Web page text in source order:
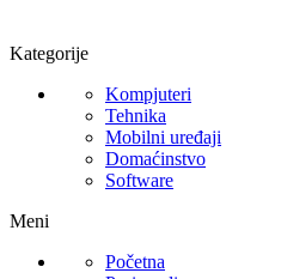
Kategorije
Kompjuteri
Tehnika
Mobilni uređaji
Domaćinstvo
Software
Meni
Početna